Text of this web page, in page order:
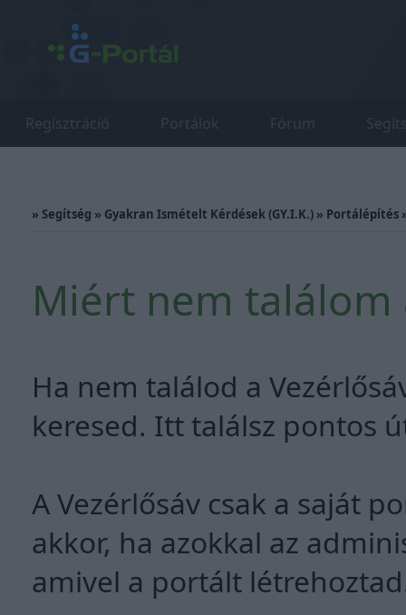
Regisztráció Portálok Fórum
» Segítség » Gyakran Ismételt Kérdések (GY.I.K.) » Portálépítés
Miért nem találom
Ha nem találod a
keresed. Itt találsz pontos
A Vezérlősáv csak a saját
akkor, ha azokkal az
amivel a portált